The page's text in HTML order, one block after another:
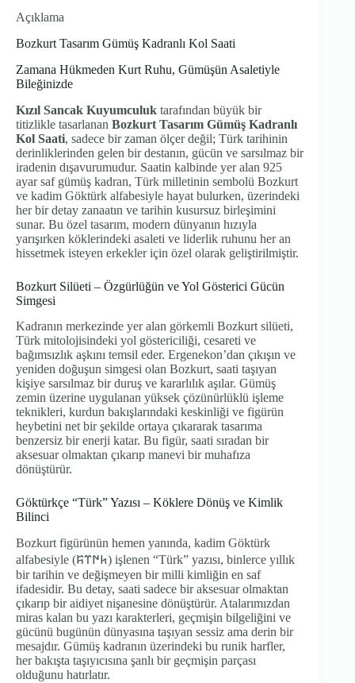
Açıklama
Bozkurt Tasarım Gümüş Kadranlı Kol Saati
Zamana Hükmeden Kurt Ruhu, Gümüşün Asaletiyle
Bileğinizde
Kızıl Sancak Kuyumculuk tarafından büyük bir
titizlikle tasarlanan Bozkurt Tasarım Gümüş Kadranlı
Kol Saati, sadece bir zaman ölçer değil; Türk tarihinin
derinliklerinden gelen bir destanın, gücün ve sarsılmaz bir
iradenin dışavurumudur. Saatin kalbinde yer alan 925
ayar saf gümüş kadran, Türk milletinin sembolü Bozkurt
ve kadim Göktürk alfabesiyle hayat bulurken, üzerindeki
her bir detay zanaatın ve tarihin kusursuz birleşimini
sunar. Bu özel tasarım, modern dünyanın hızıyla
yarışırken köklerindeki asaleti ve liderlik ruhunu her an
hissetmek isteyen erkekler için özel olarak geliştirilmiştir.
Bozkurt Silüeti – Özgürlüğün ve Yol Gösterici Gücün
Simgesi
Kadranın merkezinde yer alan görkemli Bozkurt silüeti,
Türk mitolojisindeki yol göstericiliği, cesareti ve
bağımsızlık aşkını temsil eder. Ergenekon’dan çıkışın ve
yeniden doğuşun simgesi olan Bozkurt, saati taşıyan
kişiye sarsılmaz bir duruş ve kararlılık aşılar. Gümüş
zemin üzerine uygulanan yüksek çözünürlüklü işleme
teknikleri, kurdun bakışlarındaki keskinliği ve figürün
heybetini net bir şekilde ortaya çıkararak tasarıma
benzersiz bir enerji katar. Bu figür, saati sıradan bir
aksesuar olmaktan çıkarıp manevi bir muhafıza
dönüştürür.
Göktürkçe “Türk” Yazısı – Köklere Dönüş ve Kimlik
Bilinci
Bozkurt figürünün hemen yanında, kadim Göktürk
alfabesiyle (𐱅𐰇𐰼𐰰) işlenen “Türk” yazısı, binlerce yıllık
bir tarihin ve değişmeyen bir milli kimliğin en saf
ifadesidir. Bu detay, saati sadece bir aksesuar olmaktan
çıkarıp bir aidiyet nişanesine dönüştürür. Atalarımızdan
miras kalan bu yazı karakterleri, geçmişin bilgeliğini ve
gücünü bugünün dünyasına taşıyan sessiz ama derin bir
mesajdır. Gümüş kadranın üzerindeki bu runik harfler,
her bakışta taşıyıcısına şanlı bir geçmişin parçası
olduğunu hatırlatır.